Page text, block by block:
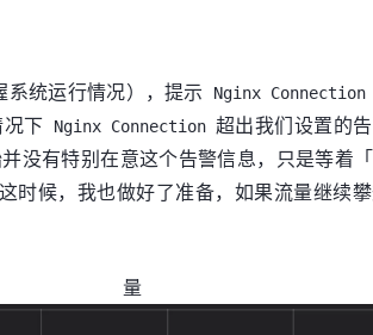
统运行情况），提示 Nginx Connection
下
Nginx Connection 超出我们设置的
没有特别在意这个告警信息，只是等着
候，我也做好了准备，如果流量继续
数